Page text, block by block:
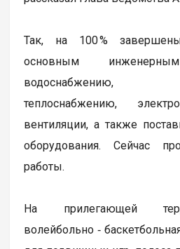
Так, на 100 %
основным
водоснабжению,
теплоснабжению,
вентиляции, а также
оборудования. Сейчас
работы.
На прилегающей
волейбольно ‑